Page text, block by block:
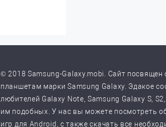
© 2018 Samsung-Galaxy.mobi. Сайт
планшетам марки Samsung Galaxy. Эдакое
любителей Galaxy Note, Samsung Galaxy S, S2,
им подобных. У нас вы можете посмотреть
игр для Android, с также скачать все